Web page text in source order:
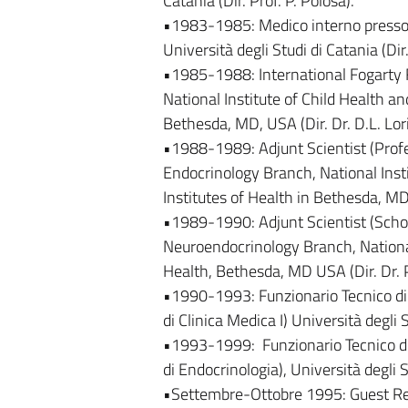
•1983-1985: Medico interno
Università degli Studi di Catania
•1985-1988: International Fogarty
National Institute of Child Health
Bethesda, MD, USA (Dir. Dr. D.L.
•1988-1989: Adjunt Scientist
Endocrinology Branch, National
Institutes of Health in Bethesda,
•1989-1990: Adjunt Scientist
Neuroendocrinology Branch,
Health, Bethesda, MD USA (Dir. Dr.
•1990-1993: Funzionario Tecnico
di Clinica Medica I) Università degli
•1993-1999: Funzionario Tecnico
di Endocrinologia), Università degli
•Settembre-Ottobre 1995: Guest